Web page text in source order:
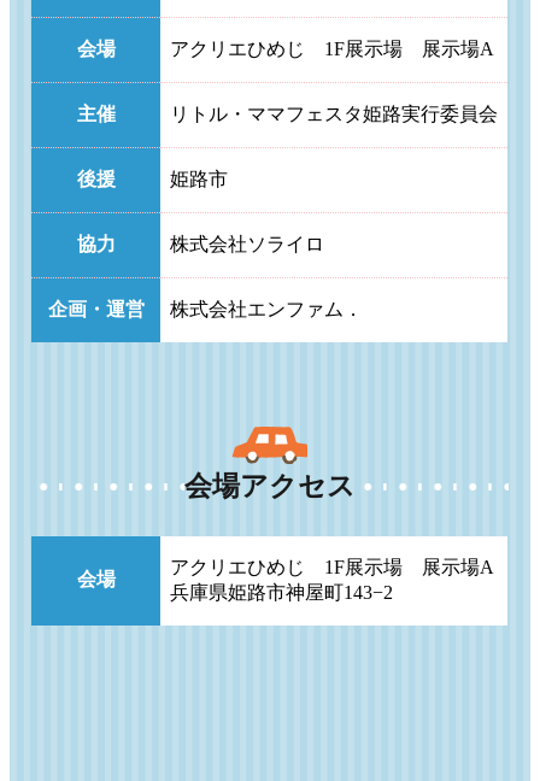
会場 アクリエひめじ 1F展示場 展示場A
主催 リトル・ママフェスタ姫路実行委員会
後援 姫路市
協力 株式会社ソライロ
企画・運営 株式会社エンファム．
会場アクセス
会場
アクリエひめじ 1F展示場 展示場A
兵庫県姫路市神屋町143−2